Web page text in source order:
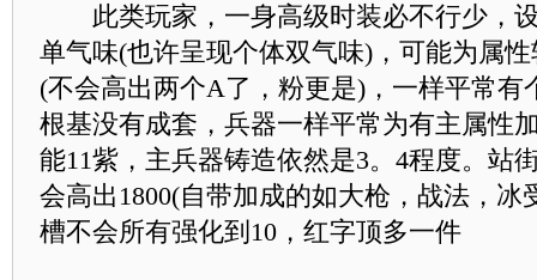
此类玩家，一身高级时装必不行少，
单气味(也许呈现个体双气味)，可能为属
(不会高出两个A了，粉更是)，一样平常有
根基没有成套，兵器一样平常为有主属性
能11紫，主兵器铸造依然是3。4程度。站
会高出1800(自带加成的如大枪，战法，冰
槽不会所有强化到10，红字顶多一件